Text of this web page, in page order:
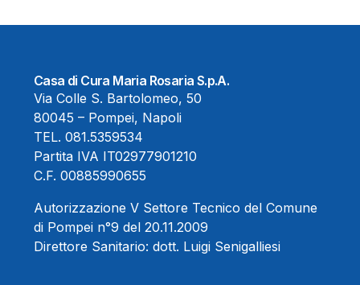
Casa di Cura Maria Rosaria S.p.A.
Via Colle S. Bartolomeo, 50
80045 – Pompei, Napoli
TEL. 081.5359534
Partita IVA IT02977901210
C.F. 00885990655
Autorizzazione V Settore Tecnico del Comune
di Pompei n°9 del 20.11.2009
Direttore Sanitario: dott. Luigi Senigalliesi